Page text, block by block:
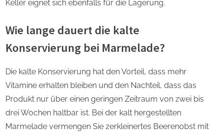
Keller eignet sich ebenfalls für die Lagerung.
Wie lange dauert die kalte
Konservierung bei Marmelade?
Die kalte Konservierung hat den Vorteil, dass mehr
Vitamine erhalten bleiben und den Nachteil, dass das
Produkt nur über einen geringen Zeitraum von zwei bis
drei Wochen haltbar ist. Bei der kalt hergestellten
Marmelade vermengen Sie zerkleinertes Beerenobst mit